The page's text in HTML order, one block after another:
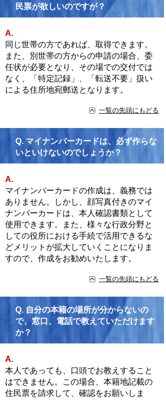
民票が欲しいのですが？
A.
同じ世帯の方であれば、取得できます。
また、別世帯の方からの申請の場合、委
任状が必要となり、その場での交付では
なく、「特定記録」、「転送不要」扱い
による住所地宛郵送となります。
一覧の先頭にもどる
Q. マイナンバーカードは、必ず作らな
いといけないのでしょうか？
A.
マイナンバーカードの作成は、義務では
ありません。しかし、顔写真付きのマイ
ナンバーカードは、本人確認書類として
使用できます。また、様々な行政分野と
しての役所における手続で活用できるな
どメリットが拡大していくことになりま
すので、作成をお勧めいたします。
一覧の先頭にもどる
Q. 自分の本籍の場所が分からないの
で、窓口、電話で教えていただけます
か？
A.
本人であっても、口頭でお教えすること
はできません。この場合、本籍地記載の
住民票を請求して、確認をお願いしま